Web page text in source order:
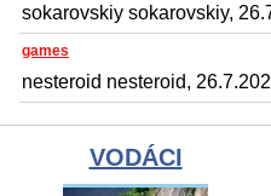
sokarovskiy sokarovskiy,
games
nesteroid nesteroid,
VODÁCI